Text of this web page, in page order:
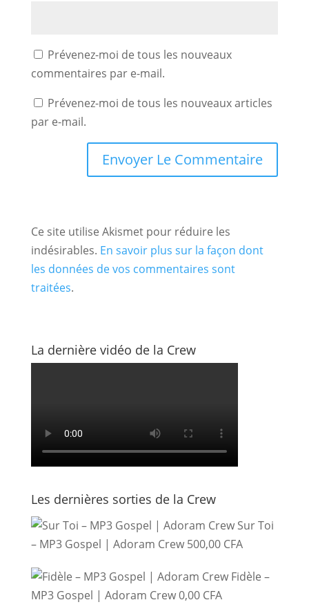
Prévenez-moi de tous les nouveaux
commentaires par e-mail.
Prévenez-moi de tous les nouveaux articles
par e-mail.
Ce site utilise Akismet pour réduire les
indésirables. En savoir plus sur la façon dont
les données de vos commentaires sont
traitées.
La dernière vidéo de la Crew
Les dernières sorties de la Crew
Sur Toi
– MP3 Gospel | Adoram Crew 500,00 CFA
Fidèle –
MP3 Gospel | Adoram Crew0,00 CFA